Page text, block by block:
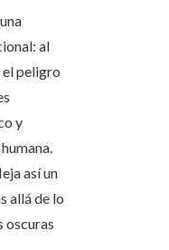
al
peligro
y
así un
allá de lo
oscuras